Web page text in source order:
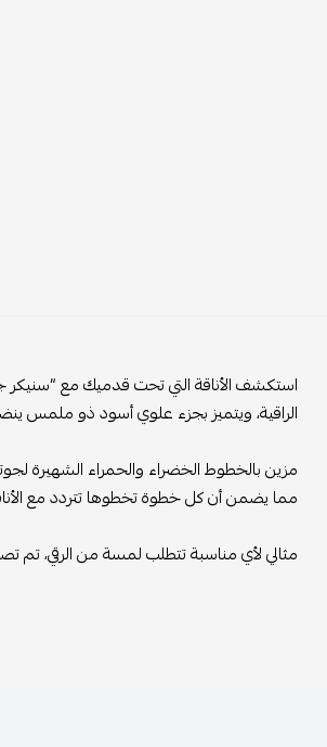
استكشف الأناقة التي تحت قدميك مع
الراقية، ويتميز بجزء علوي أسود ذو ملمس
مزين بالخطوط الخضراء والحمراء الشهيرة
مما يضمن أن كل خطوة تخطوها تتردد مع
مثالي لأي مناسبة تتطلب لمسة من الرقي،